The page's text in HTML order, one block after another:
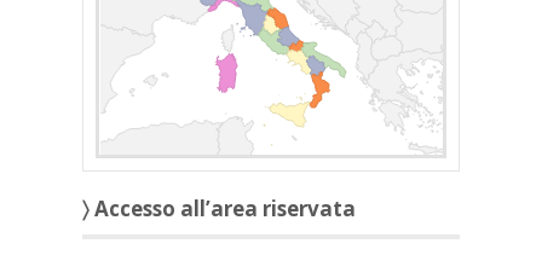
〉 Accesso all’area riservata